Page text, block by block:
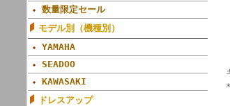
数量限定セール
モデル別（機種別）
YAMAHA
SEADOO
KAWASAKI
ドレスアップ